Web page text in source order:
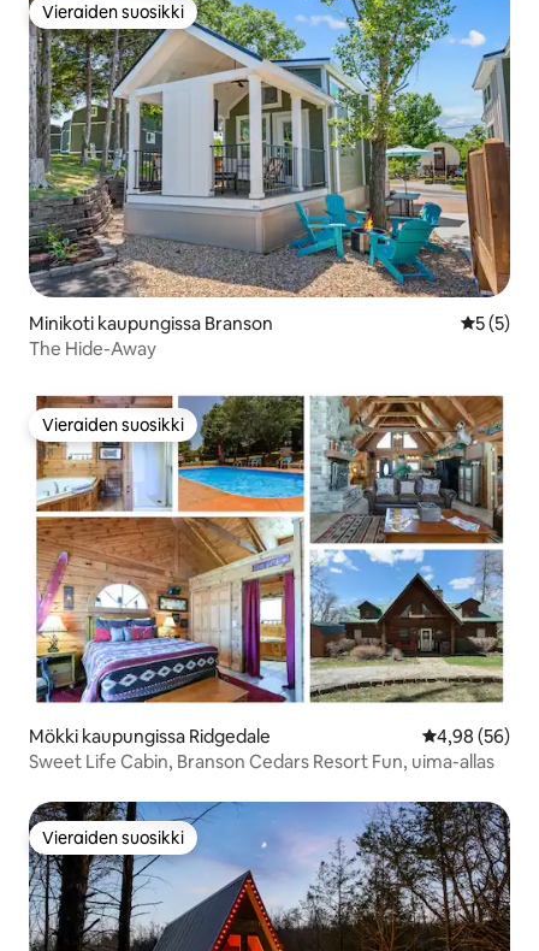
Vieraiden suosikki
Vieraiden suosikki
Minikoti kaupungissa Branson
5 (5)
The Hide-Away
Vieraiden suosikki
Vieraiden suosikki
Mökki kaupungissa Ridgedale
4,98 (56)
Sweet Life Cabin, Branson Cedars Resort Fun, uima-allas
Vieraiden suosikki
Vieraiden suosikki